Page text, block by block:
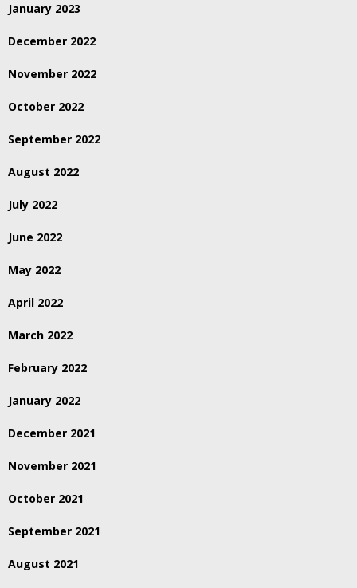
January 2023
December 2022
November 2022
October 2022
September 2022
August 2022
July 2022
June 2022
May 2022
April 2022
March 2022
February 2022
January 2022
December 2021
November 2021
October 2021
September 2021
August 2021